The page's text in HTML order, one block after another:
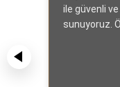
ile güvenli
sunuyoruz.